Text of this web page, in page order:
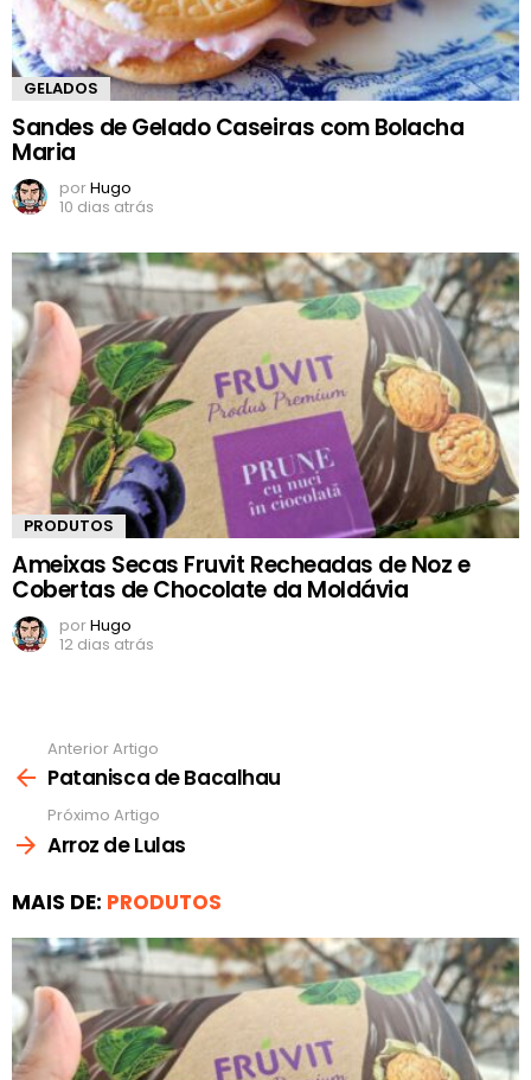
GELADOS
Sandes de Gelado Caseiras com Bolacha
Maria
porHugo
10 dias atrás
PRODUTOS
Ameixas Secas Fruvit Recheadas de Noz e
Cobertas de Chocolate da Moldávia
porHugo
12 dias atrás
mais
Anterior Artigo
Patanisca de Bacalhau
Próximo Artigo
Arroz de Lulas
MAIS DE: PRODUTOS